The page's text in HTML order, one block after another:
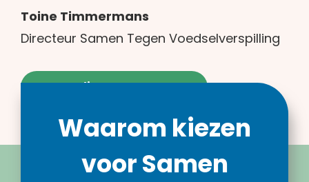
Toine Timmermans
Directeur Samen Tegen Voedselverspilling
Neem direct contact op
Waarom kiezen
voor Samen